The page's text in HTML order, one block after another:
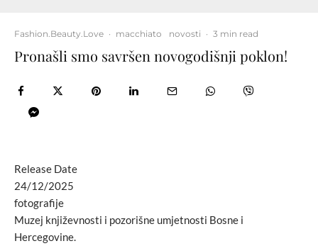
Fashion.Beauty.Love · macchiato novosti · 3 min read
Pronašli smo savršen novogodišnji poklon!
Release Date
24/12/2025
fotografije
Muzej književnosti i pozorišne umjetnosti Bosne i
Hercegovine.